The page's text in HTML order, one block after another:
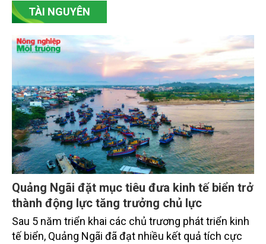
TÀI NGUYÊN
Quảng Ngãi đặt mục tiêu đưa kinh tế biển trở
thành động lực tăng trưởng chủ lực
Sau 5 năm triển khai các chủ trương phát triển kinh
tế biển, Quảng Ngãi đã đạt nhiều kết quả tích cực